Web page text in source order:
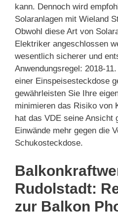
kann. Dennoch wird
Solaranlagen mit Wieland
Obwohl diese Art von
Elektriker angeschlossen
wesentlich sicherer und
Anwendungsregel: 2018-
einer Einspeisesteckdose
gewährleisten Sie Ihre
minimieren das Risiko von
hat das VDE seine Ansicht
Einwände mehr gegen die
Schukosteckdose.
Rudolstadt:
zur Balkon